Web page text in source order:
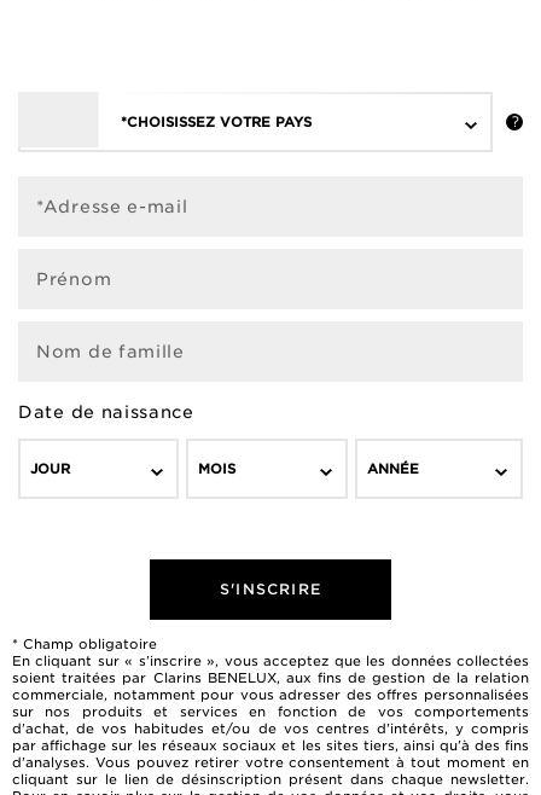
*CHOISISSEZ VOTRE PAYS
*Adresse e-mail
Prénom
Nom de famille
Date de naissance
JOUR MOIS ANNÉE
S'INSCRIRE
* Champ obligatoire
En cliquant sur « s’inscrire », vous acceptez que les données collectées
soient traitées par Clarins BENELUX, aux fins de gestion de la relation
commerciale, notamment pour vous adresser des offres personnalisées
sur nos produits et services en fonction de vos comportements
d’achat, de vos habitudes et/ou de vos centres d’intérêts, y compris
par affichage sur les réseaux sociaux et les sites tiers, ainsi qu’à des fins
d’analyses. Vous pouvez retirer votre consentement à tout moment en
cliquant sur le lien de désinscription présent dans chaque newsletter.